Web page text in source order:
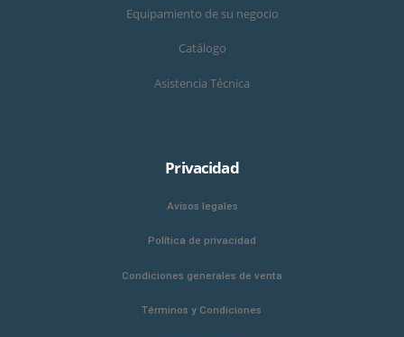
Equipamiento de su negocio
Catálogo
Asistencia Técnica
Privacidad
Avisos legales
Política de privacidad
Condiciones generales de venta
Términos y Condiciones